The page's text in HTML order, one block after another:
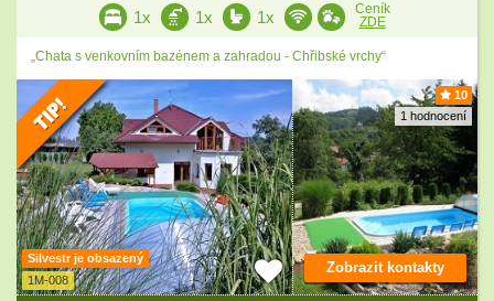
1x 1x 1x
Ceník
ZDE
„Chata s venkovním bazénem a zahradou - Chřibské vrchy“
10
1 hodnocení
Silvestr je obsazený
1M-008
Zobrazit kontakty